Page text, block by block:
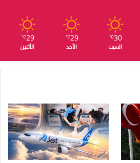
30
℃
السبت
29
℃
الأحد
29
℃
الأثنين